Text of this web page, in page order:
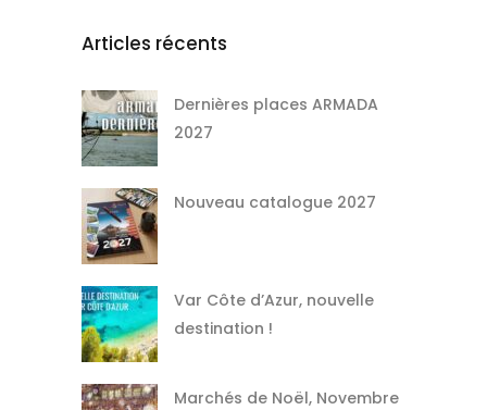
Articles récents
Dernières places ARMADA
2027
Nouveau catalogue 2027
Var Côte d’Azur, nouvelle
destination !
Marchés de Noël, Novembre